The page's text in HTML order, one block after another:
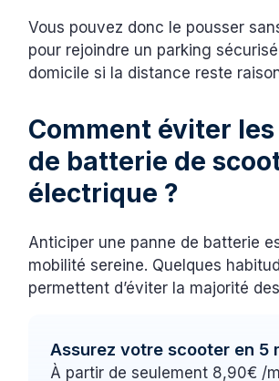
Vous pouvez donc le pousser
pour rejoindre un parking
domicile si la distance reste
Comment éviter
de batterie de
électrique ?
Anticiper une panne de batterie
mobilité sereine. Quelques
permettent d’éviter la majorité
Assurez votre scooter en 5
À partir de seulement 8,90€ /